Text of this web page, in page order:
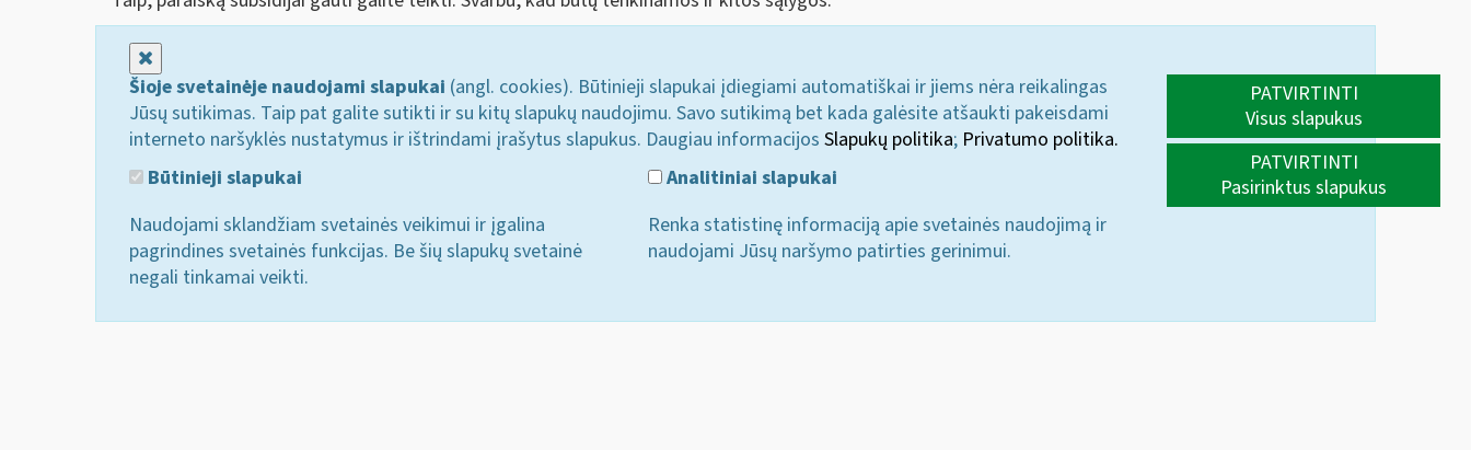
Šioje svetainėje naudojami slapukai (angl. cookies). Būtinieji slapukai įdiegiami automatiškai ir jiems nėra reikalingas
Jūsų sutikimas. Taip pat galite sutikti ir su kitų slapukų naudojimu. Savo sutikimą bet kada galėsite atšaukti pakeisdami
interneto naršyklės nustatymus ir ištrindami įrašytus slapukus. Daugiau informacijos Slapukų politika; Privatumo politika.
Būtinieji slapukai
Naudojami sklandžiam svetainės veikimui ir įgalina
pagrindines svetainės funkcijas. Be šių slapukų svetainė
negali tinkamai veikti.
Analitiniai slapukai
Renka statistinę informaciją apie svetainės naudojimą ir
naudojami Jūsų naršymo patirties gerinimui.
PATVIRTINTI
Visus slapukus
PATVIRTINTI
Pasirinktus slapukus